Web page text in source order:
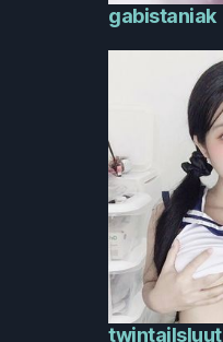
gabistaniak
twintailsluut